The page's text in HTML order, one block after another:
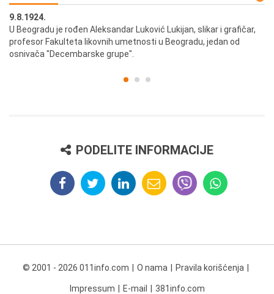
9.8.1924.
U Beogradu je rođen Aleksandar Luković Lukijan, slikar i grafičar,
profesor Fakulteta likovnih umetnosti u Beogradu, jedan od
osnivača "Decembarske grupe".
PODELITE INFORMACIJE
© 2001 - 2026 011info.com O nama Pravila korišćenja
Impressum E-mail 381info.com